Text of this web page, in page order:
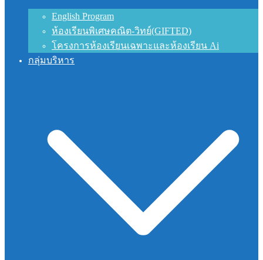
English Program
ห้องเรียนพิเศษคณิต-วิทย์(GIFTED)
โครงการห้องเรียนเฉพาะและห้องเรียน Ai
กลุ่มบริหาร